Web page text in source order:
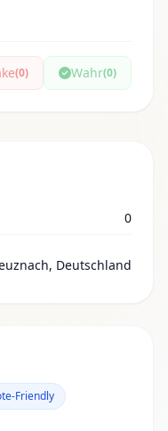
(0) Wahr(0)
0
Deutschland
Friendly